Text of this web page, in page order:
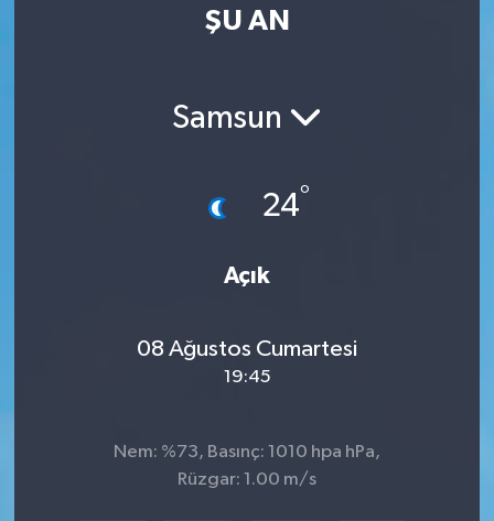
ŞU AN
Samsun
24°
Açık
08 Ağustos Cumartesi
19:45
Nem: %73, Basınç: 1010 hpa hPa,
Rüzgar: 1.00 m/s